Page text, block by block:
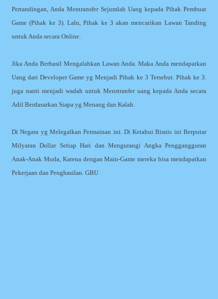
Pertandingan, Anda Mentransfer Sejumlah Uang kepada Pihak Pembuat
Game (Pihak ke 3). Lalu, Pihak ke 3 akan mencarikan Lawan Tanding
untuk Anda secara Online.
Jika Anda Berhasil Mengalahkan Lawan Anda. Maka Anda mendapatkan
Uang dari Developer Game yg Menjadi Pihak ke 3 Tersebut. Pihak ke 3.
juga nanti menjadi wadah untuk Menstranfer uang kepada Anda secara
Adil Berdasarkan Siapa yg Menang dan Kalah.
Di Negara yg Melegalkan Permainan ini. Di Ketahui Bisnis ini Berputar
Milyaran Dollar Setiap Hari dan Mengurangi Angka Penggangguran
Anak-Anak Muda, Karena dengan Main-Game mereka bisa mendapatkan
Pekerjaan dan Penghasilan. GBU